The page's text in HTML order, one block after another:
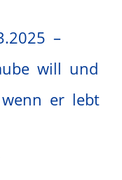
–
will und
er lebt